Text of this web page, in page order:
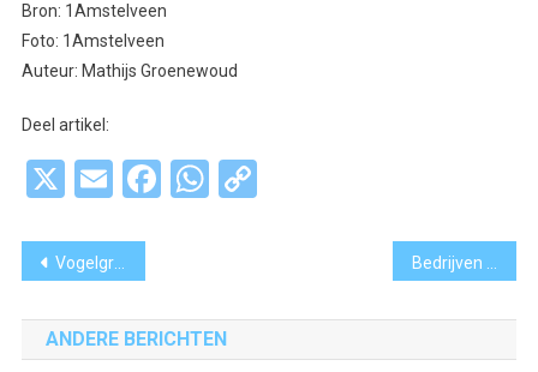
Bron: 1Amstelveen
Foto: 1Amstelveen
Auteur: Mathijs Groenewoud
Deel artikel:
X EmailFacebook
WhatsApp
Bericht
navigatie
Vogelgriep zorgt voor extra werk: Dierenambulance zoekt versterking [video] Bedrijven starten petitie uitbreiding Noord-Zuidlijn naar Hoofddorp
ANDERE BERICHTEN